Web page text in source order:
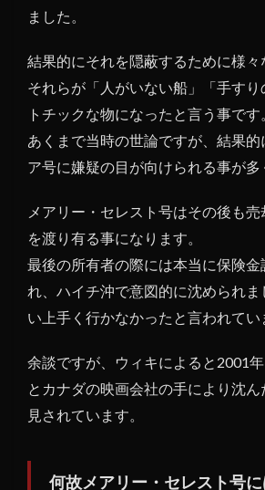
ました。
結果的にそれを隠蔽するために様々
それらが「人がいない船」「手す
トチックな物になったと言う事です
あくまで当時の世論ですが、結果的
ア号に嫌疑の目が向けられる事が多
メアリー・セレスト号はその後も
を渡り有る事になります。
最後の所有者の際には本当に保険金
れ、ハイチ沖で意図的に沈められま
い上手く行かなかったと言われてい
余談ですが、ウィキによると2001
とカナダの映画会社の手により沈
見されています。
何故メアリー・セレスト号